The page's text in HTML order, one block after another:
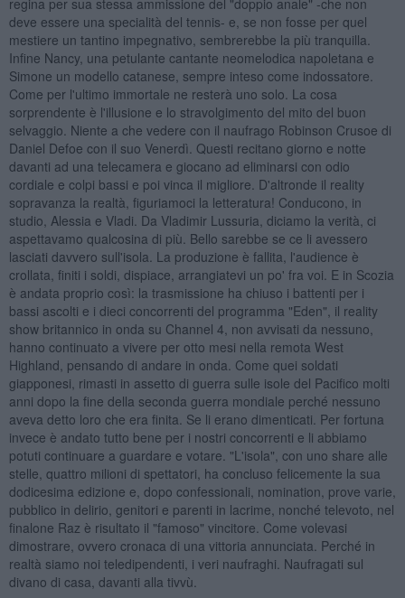
deve essere una specialità del tennis- e, se non fosse per quel
mestiere un tantino impegnativo, sembrerebbe la più tranquilla.
Infine Nancy, una petulante cantante neomelodica napoletana e
Simone un modello catanese, sempre inteso come indossatore.
Come per l'ultimo immortale ne resterà uno solo. La cosa
sorprendente è l'illusione e lo stravolgimento del mito del buon
selvaggio. Niente a che vedere con il naufrago Robinson Crusoe di
Daniel Defoe con il suo Venerdì. Questi recitano giorno e notte
davanti ad una telecamera e giocano ad eliminarsi con odio
cordiale e colpi bassi e poi vinca il migliore. D'altronde il reality
sopravanza la realtà, figuriamoci la letteratura! Conducono, in
studio, Alessia e Vladi. Da Vladimir Lussuria, diciamo la verità, ci
aspettavamo qualcosina di più. Bello sarebbe se ce li avessero
lasciati davvero sull'isola. La produzione è fallita, l'audience è
crollata, finiti i soldi, dispiace, arrangiatevi un po' fra voi. E in Scozia
è andata proprio così: la trasmissione ha chiuso i battenti per i
bassi ascolti e i dieci concorrenti del programma "Eden", il reality
show britannico in onda su Channel 4, non avvisati da nessuno,
hanno continuato a vivere per otto mesi nella remota West
Highland, pensando di andare in onda. Come quei soldati
giapponesi, rimasti in assetto di guerra sulle isole del Pacifico molti
anni dopo la fine della seconda guerra mondiale perché nessuno
aveva detto loro che era finita. Se li erano dimenticati. Per fortuna
invece è andato tutto bene per i nostri concorrenti e li abbiamo
potuti continuare a guardare e votare. "L'isola", con uno share alle
stelle, quattro milioni di spettatori, ha concluso felicemente la sua
dodicesima edizione e, dopo confessionali, nomination, prove varie,
pubblico in delirio, genitori e parenti in lacrime, nonché televoto, nel
finalone Raz è risultato il "famoso" vincitore. Come volevasi
dimostrare, ovvero cronaca di una vittoria annunciata. Perché in
realtà siamo noi teledipendenti, i veri naufraghi. Naufragati sul
divano di casa, davanti alla tivvù.